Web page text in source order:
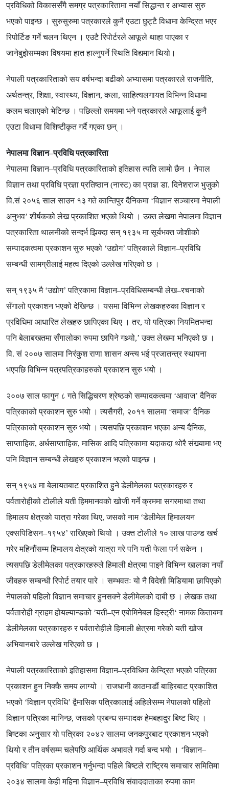
प्रविधिको विकाससँगै समग्र पत्रकारितामा नयाँ सिद्धान्त र अभ्यास सुरु
भएको पाइन्छ । सुरुसुरुमा पत्रकारले कुनै एउटा छुट्टै विधामा केन्द्रित भएर
रिपोर्टिङ गर्ने चलन थिएन । एउटै रिपोर्टरले आफूले थाहा पाएका र
जानेबुझेसम्मका विषयमा हात हाल्नुपर्ने स्थिति विद्यमान थियो।
नेपाली पत्रकारिताको सय वर्षभन्दा बढीको अभ्यासमा पत्रकारले राजनीति,
अर्थतन्त्र,शिक्षा,स्वास्थ्य,विज्ञान,कला,साहित्यलगायत विभिन्न विधामा
कलम चलाएको भेटिन्छ । पछिल्लो समयमा भने पत्रकारले आफूलाई कुनै
एउटा विधामा विशिष्टीकृत गर्दै गएका छन् ।
नेपालमा विज्ञान–प्रविधि पत्रकारिता
नेपालमा विज्ञान–प्रविधि पत्रकारिताको इतिहास त्यति लामो छैन । नेपाल
विज्ञान तथा प्रविधि प्रज्ञा प्रतिष्ठान(नास्ट)का प्राज्ञ डा.दिनेशराज भुजुको
वि.सं २०५६ साल साउन १३ गते कान्तिपुर दैनिकमा ‘विज्ञान सञ्चारमा नेपाली
अनुभव’शीर्षकको लेख प्रकाशित भएको थियो । उक्त लेखमा नेपालमा विज्ञान
पत्रकारिता थालनीको सन्दर्भ झिक्दा सन् १९३५ मा सूर्यभक्त जोशीको
सम्पादकत्वमा प्रकाशन सुरु भएको ‘उद्योग’पत्रिकाले विज्ञान–प्रविधि
सम्बन्धी सामग्रीलाई महत्व दिएको उल्लेख गरिएको छ ।
सन् १९३५ मै ‘उद्योग’पत्रिकामा विज्ञान–प्रविधिसम्बन्धी लेख–रचनाको
सँगालो प्रकाशन भएको देखिन्छ । यसमा विभिन्न लेखकहरुका विज्ञान र
प्रविधिमा आधारित लेखहरु छापिएका थिए । तर,यो पत्रिका नियमितभन्दा
पनि बेलाबखतमा सँगालोका रुपमा छापिने गथ्र्यो,’उक्त लेखमा भनिएको छ ।
वि.सं २००७ सालमा निरंकुश राणा शासन अन्त्य भई प्रजातन्त्र स्थापना
भएपछि विभिन्न पत्रपत्रिकाहरुको प्रकाशन सुरु भयो ।
२००७ साल फागुन ८ गते सिद्धिचरण श्रेष्ठको सम्पादकत्वमा ‘आवाज’दैनिक
पत्रिकाको प्रकाशन सुरु भयो । त्यसैगरी, २०११ सालमा ‘समाज’दैनिक
पत्रिकाको प्रकाशन सुरु भयो । त्यसपछि प्रकाशन भएका अन्य दैनिक,
साप्ताहिक, अर्धसाप्ताहिक,मासिक आदि पत्रिकामा यदाकदा थोरै संख्यामा भए
पनि विज्ञान सम्बन्धी लेखहरु प्रकाशन भएको पाइन्छ ।
सन् १९५४ मा बेलायतबाट प्रकाशित हुने डेलीमेलका पत्रकारहरु र
पर्वतारोहीको टोलीले यती हिममानवको खोजी गर्ने क्रममा सगरमाथा तथा
हिमालय क्षेत्रको यात्रा गरेका थिए,जसको नाम ‘डेलीमेल हिमालयन
एक्सपिडिसन–१९५४’राखिएको थियो । उक्त टोलीले १० लाख पाउन्ड खर्च
गरेर महिनौंसम्म हिमालय क्षेत्रको यात्रा गरे पनि यती फेला पर्न सकेन ।
त्यसपछि डेलीमेलका पत्रकारहरुले हिमाली क्षेत्रमा पाइने विभिन्न खालका नयाँ
जीवहरु सम्बन्धी रिपोर्ट तयार पारे । सम्भवतः यो नै विदेशी मिडियामा छापिएको
नेपालको पहिलो विज्ञान समाचार हुनसक्ने डेलीमेलको दाबी छ । लेखक तथा
पर्वतारोही ग्राहम होयल्यान्डको ’यती–एन एबोमिनेबल हिस्ट्री‘नामक किताबमा
डेलीमेलका पत्रकारहरु र पर्वतारोहीले हिमाली क्षेत्रमा गरेको यती खोज
अभियानबारे उल्लेख गरिएको छ ।
नेपाली पत्रकारिताको इतिहासमा विज्ञान–प्रविधिमा केन्द्रित भएको पत्रिका
प्रकाशन हुन निक्कै समय लाग्यो । राजधानी काठमाडौं बाहिरबाट प्रकाशित
भएको ‘विज्ञान प्रविधि’द्वैमासिक पत्रिकालाई अहिलेसम्म नेपालको पहिलो
विज्ञान पत्रिका मानिन्छ,जसको प्रबन्ध सम्पादक हेमबहादुर बिष्ट थिए ।
बिष्टका अनुसार यो पत्रिका २०४२ सालमा जनकपुरबाट प्रकाशन भएको
थियो र तीन वर्षसम्म चलेपछि आर्थिक अभावले गर्दा बन्द भयो । ‘विज्ञान–
प्रविधि’पत्रिका प्रकाशन गर्नुभन्दा पहिले बिष्टले राष्ट्रिय समाचार समितिमा
२०३४ सालमा केही महिना विज्ञान–प्रविधि संवाददाताका रुपमा काम